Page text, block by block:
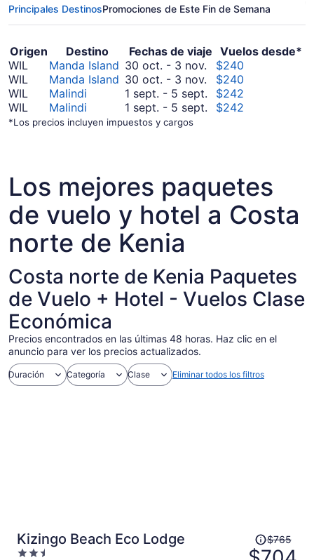
Principales DestinosPromociones de Este Fin de Semana
Origen Destino Fechas de viaje Vuelos desde*
WIL
Manda Island 30 oct. - 3 nov. Del
octubre
30
al
$240
WIL
Manda Island 30 oct. - 3 nov. Del
octubre
30
$240
WIL
Malindi 1 sept. - 5 sept. Del
septiembre
$242
WIL
Malindi 1 sept. - 5 sept. Del
$242
*Los precios incluyen impuestos y cargos
Los mejores paquetes
de vuelo y hotel a Costa
norte de Kenia
Costa norte de Kenia Paquetes
de Vuelo + Hotel - Vuelos Clase
Económica
Precios encontrados en las últimas 48 horas. Haz clic en el
anuncio para ver los precios actualizados.
Duración Categoría Clase Eliminar todos los filtros
Kizingo Beach Eco Lodge
2.5
El
precio
$765